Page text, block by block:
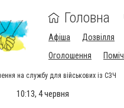
Головна
Афіша Дозвілля
Оголошення
на службу для військових із СЗЧ
10:13, 4 червня